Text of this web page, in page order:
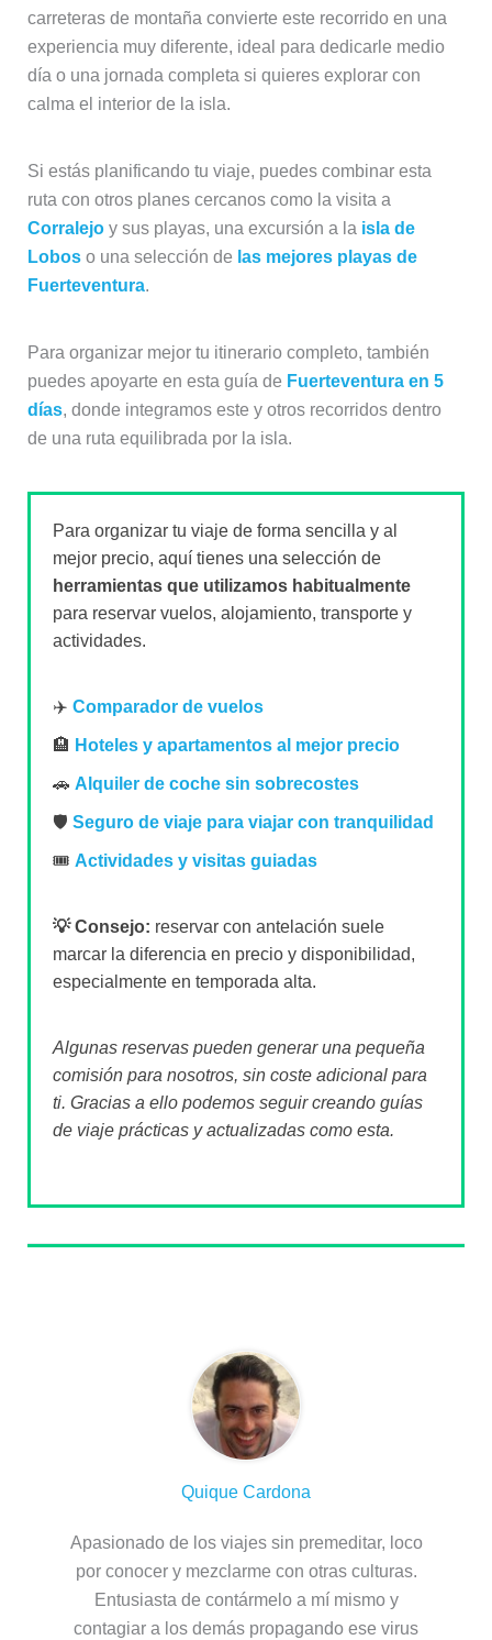
carreteras de montaña convierte este recorrido en una
experiencia muy diferente, ideal para dedicarle medio
día o una jornada completa si quieres explorar con
calma el interior de la isla.
Si estás planificando tu viaje, puedes combinar esta
ruta con otros planes cercanos como la visita a
Corralejoy sus playas, una excursión a la isla de
Loboso una selección de las mejores playas de
Fuerteventura.
Para organizar mejor tu itinerario completo, también
puedes apoyarte en esta guía de Fuerteventura en 5
días, donde integramos este y otros recorridos dentro
de una ruta equilibrada por la isla.
Para organizar tu viaje de forma sencilla y al
mejor precio, aquí tienes una selección de
herramientas que utilizamos habitualmente
para reservar vuelos, alojamiento, transporte y
actividades.
✈️ Comparador de vuelos
🏨 Hoteles y apartamentos al mejor precio
🚗 Alquiler de coche sin sobrecostes
🛡️ Seguro de viaje para viajar con tranquilidad
🎟️ Actividades y visitas guiadas
💡 Consejo: reservar con antelación suele
marcar la diferencia en precio y disponibilidad,
especialmente en temporada alta.
Algunas reservas pueden generar una pequeña
comisión para nosotros, sin coste adicional para
ti. Gracias a ello podemos seguir creando guías
de viaje prácticas y actualizadas como esta.
Quique Cardona
Apasionado de los viajes sin premeditar, loco
por conocer y mezclarme con otras culturas.
Entusiasta de contármelo a mí mismo y
contagiar a los demás propagando ese virus